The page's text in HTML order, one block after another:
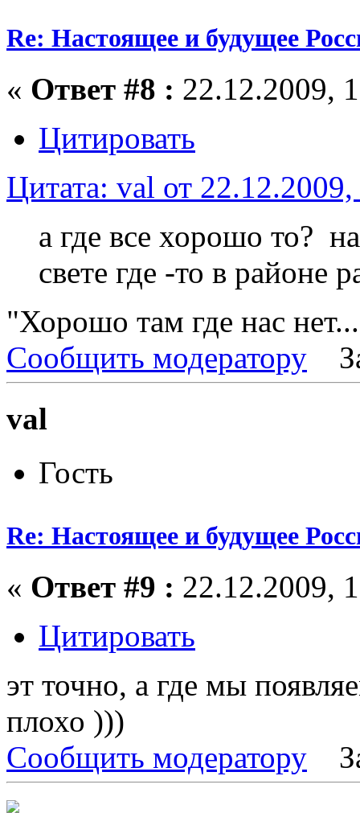
Re: Настоящее и будущее
« Ответ #8 : 22.12.2009,
Цитировать
Цитата: val от
а где все хорошо то?
свете где -то в районе
"Хорошо там где нас
Сообщить модератору
val
Гость
Re: Настоящее и будущее
« Ответ #9 : 22.12.2009,
Цитировать
эт точно, а где мы
плохо )))
Сообщить модератору